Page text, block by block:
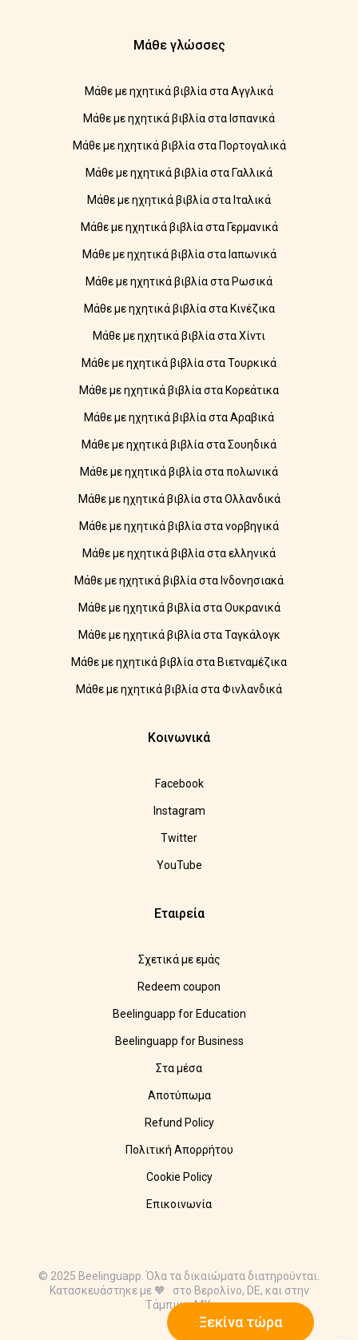
Ξεκίνα τώρα
Μάθε γλώσσες
Μάθε με ηχητικά βιβλία στα Αγγλικά
Μάθε με ηχητικά βιβλία στα Ισπανικά
Μάθε με ηχητικά βιβλία στα Πορτογαλικά
Μάθε με ηχητικά βιβλία στα Γαλλικά
Μάθε με ηχητικά βιβλία στα Ιταλικά
Μάθε με ηχητικά βιβλία στα Γερμανικά
Μάθε με ηχητικά βιβλία στα Ιαπωνικά
Μάθε με ηχητικά βιβλία στα Ρωσικά
Μάθε με ηχητικά βιβλία στα Κινέζικα
Μάθε με ηχητικά βιβλία στα Χίντι
Μάθε με ηχητικά βιβλία στα Τουρκικά
Μάθε με ηχητικά βιβλία στα Κορεάτικα
Μάθε με ηχητικά βιβλία στα Αραβικά
Μάθε με ηχητικά βιβλία στα Σουηδικά
Μάθε με ηχητικά βιβλία στα πολωνικά
Μάθε με ηχητικά βιβλία στα Ολλανδικά
Μάθε με ηχητικά βιβλία στα νορβηγικά
Μάθε με ηχητικά βιβλία στα ελληνικά
Μάθε με ηχητικά βιβλία στα Ινδονησιακά
Μάθε με ηχητικά βιβλία στα Ουκρανικά
Μάθε με ηχητικά βιβλία στα Ταγκάλογκ
Μάθε με ηχητικά βιβλία στα Βιετναμέζικα
Μάθε με ηχητικά βιβλία στα Φινλανδικά
Κοινωνικά
Facebook
Instagram
Twitter
YouTube
Εταιρεία
Σχετικά με εμάς
Redeem coupon
Beelinguapp for Education
Beelinguapp for Business
Στα μέσα
Αποτύπωμα
Refund Policy
Πολιτική Απορρήτου
Cookie Policy
Επικοινωνία
© 2025 Beelinguapp. Όλα τα δικαιώματα διατηρούνται.
Κατασκευάστηκε με 🧡 στο Βερολίνο, DE, και στην
Τάμπικο, MX.